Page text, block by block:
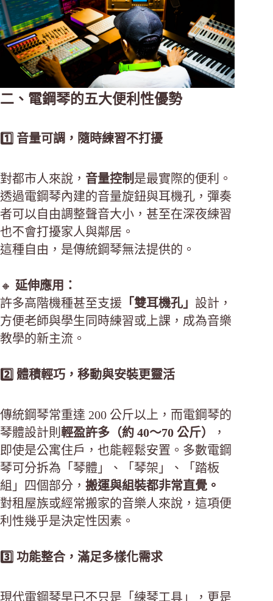
二、電鋼琴的五大便利性優勢
1️⃣ 音量可調，隨時練習不打擾
對都市人來說， 音量控制 是最實際的便利。
透過電鋼琴內建的音量旋鈕與耳機孔，彈奏
者可以自由調整聲音大小，甚至在深夜練習
也不會打擾家人與鄰居。
這種自由，是傳統鋼琴無法提供的。
🔸 延伸應用：
許多高階機種甚至支援 「雙耳機孔」 設計，
方便老師與學生同時練習或上課，成為音樂
教學的新主流。
2️⃣ 體積輕巧，移動與安裝更靈活
傳統鋼琴常重達 200 公斤以上，而電鋼琴的
琴體設計則 輕盈許多（約 40～70 公斤）
，
即使是公寓住戶，也能輕鬆安置。多數電鋼
琴可分拆為「琴體」、「琴架」、「踏板
組」四個部分， 搬運與組裝都非常直覺。
對租屋族或經常搬家的音樂人來說，這項便
利性幾乎是決定性因素。
3️⃣ 功能整合，滿足多樣化需求
現代電鋼琴早已不只是「練琴工具」，更是